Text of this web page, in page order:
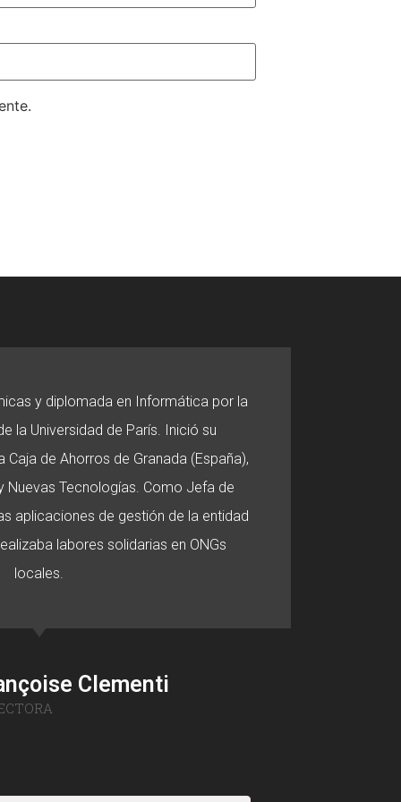
y diplomada en Informática por la
la Universidad de París. Inició su
de Ahorros de Granada (España),
Nuevas Tecnologías. Como Jefa de
aplicaciones de gestión de la entidad
labores solidarias en ONGs
locales.
Clementi